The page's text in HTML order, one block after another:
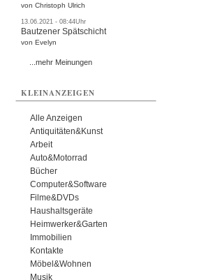
von Christoph Ulrich
13.06.2021 - 08:44Uhr
Bautzener Spätschicht
von Evelyn
...mehr Meinungen
KLEINANZEIGEN
Alle Anzeigen
Antiquitäten&Kunst
Arbeit
Auto&Motorrad
Bücher
Computer&Software
Filme&DVDs
Haushaltsgeräte
Heimwerker&Garten
Immobilien
Kontakte
Möbel&Wohnen
Musik